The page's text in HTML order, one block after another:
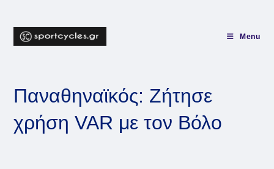
content
Menu
Παναθηναϊκός: Ζήτησε
χρήση VAR με τον Βόλο